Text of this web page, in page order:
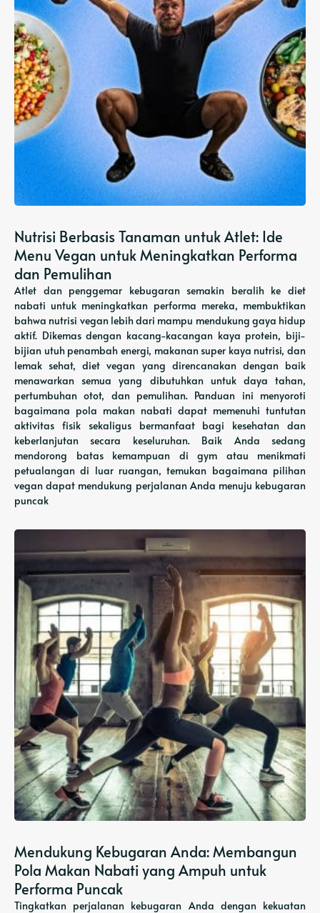
Nutrisi Berbasis Tanaman untuk Atlet: Ide
Menu Vegan untuk Meningkatkan Performa
dan Pemulihan
Atlet dan penggemar kebugaran semakin beralih ke diet
nabati untuk meningkatkan performa mereka, membuktikan
bahwa nutrisi vegan lebih dari mampu mendukung gaya hidup
aktif. Dikemas dengan kacang-kacangan kaya protein, biji-
bijian utuh penambah energi, makanan super kaya nutrisi, dan
lemak sehat, diet vegan yang direncanakan dengan baik
menawarkan semua yang dibutuhkan untuk daya tahan,
pertumbuhan otot, dan pemulihan. Panduan ini menyoroti
bagaimana pola makan nabati dapat memenuhi tuntutan
aktivitas fisik sekaligus bermanfaat bagi kesehatan dan
keberlanjutan secara keseluruhan. Baik Anda sedang
mendorong batas kemampuan di gym atau menikmati
petualangan di luar ruangan, temukan bagaimana pilihan
vegan dapat mendukung perjalanan Anda menuju kebugaran
puncak
Mendukung Kebugaran Anda: Membangun
Pola Makan Nabati yang Ampuh untuk
Performa Puncak
Tingkatkan perjalanan kebugaran Anda dengan kekuatan